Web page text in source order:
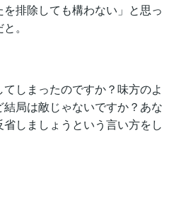
排除しても構わない」と思っ
。
しまったのですか？味方のよ
局は敵じゃないですか？あな
しましょうという言い方をし